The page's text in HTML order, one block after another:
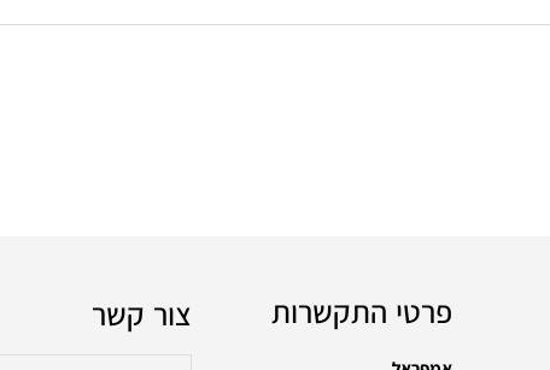
פרטי התקשרות צור קשר